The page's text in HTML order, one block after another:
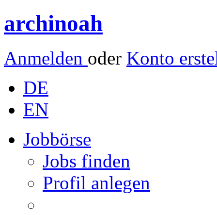
archinoah
Anmelden oder Konto
DE
EN
Jobbörse
Jobs finden
Profil anlegen